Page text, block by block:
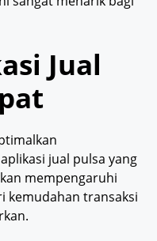
Jual
jual pulsa yang
mempengaruhi
kemudahan transaksi